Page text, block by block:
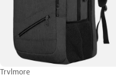
Trvlmore